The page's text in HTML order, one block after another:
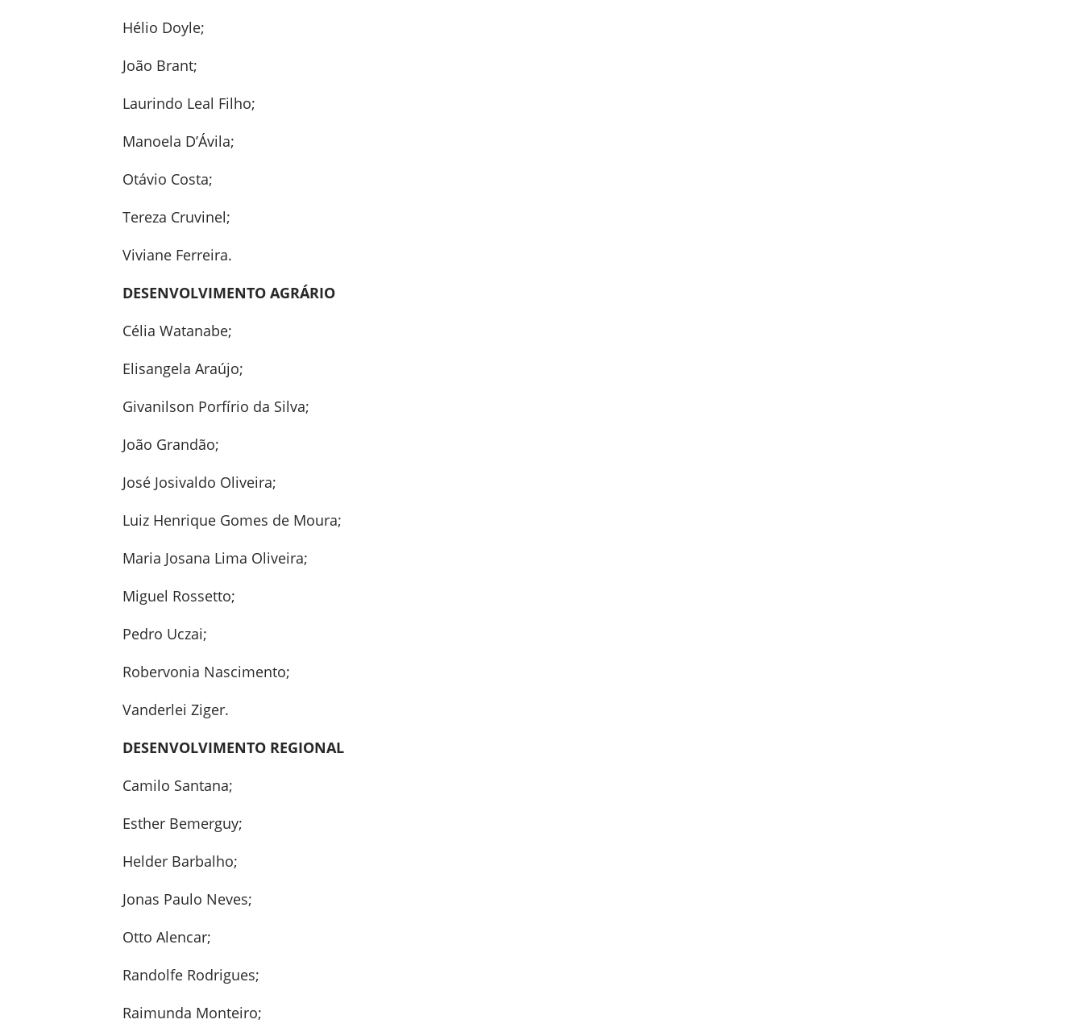
Hélio Doyle;
João Brant;
Laurindo Leal Filho;
Manoela D’Ávila;
Otávio Costa;
Tereza Cruvinel;
Viviane Ferreira.
DESENVOLVIMENTO AGRÁRIO
Célia Watanabe;
Elisangela Araújo;
Givanilson Porfírio da Silva;
João Grandão;
José Josivaldo Oliveira;
Luiz Henrique Gomes de Moura;
Maria Josana Lima Oliveira;
Miguel Rossetto;
Pedro Uczai;
Robervonia Nascimento;
Vanderlei Ziger.
DESENVOLVIMENTO REGIONAL
Camilo Santana;
Esther Bemerguy;
Helder Barbalho;
Jonas Paulo Neves;
Otto Alencar;
Randolfe Rodrigues;
Raimunda Monteiro;